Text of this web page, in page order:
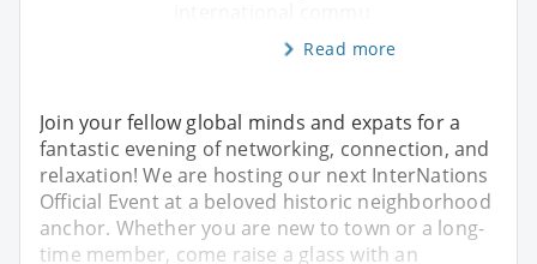
Read more
Join your fellow global minds and expats for a
fantastic evening of networking, connection, and
relaxation! We are hosting our next InterNations
Official Event at a beloved historic neighborhood
anchor. Whether you are new to town or a long-
time member, come raise a glass with an